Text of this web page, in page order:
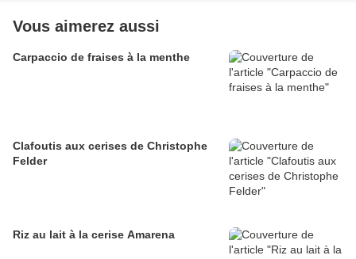
Vous aimerez aussi
Carpaccio de fraises à la menthe
Clafoutis aux cerises de Christophe
Felder
Riz au lait à la cerise Amarena